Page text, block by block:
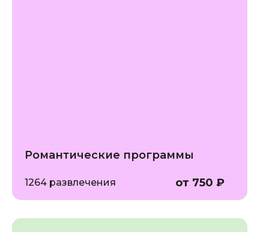
Романтические программы
1264 развлечения от 750 ₽